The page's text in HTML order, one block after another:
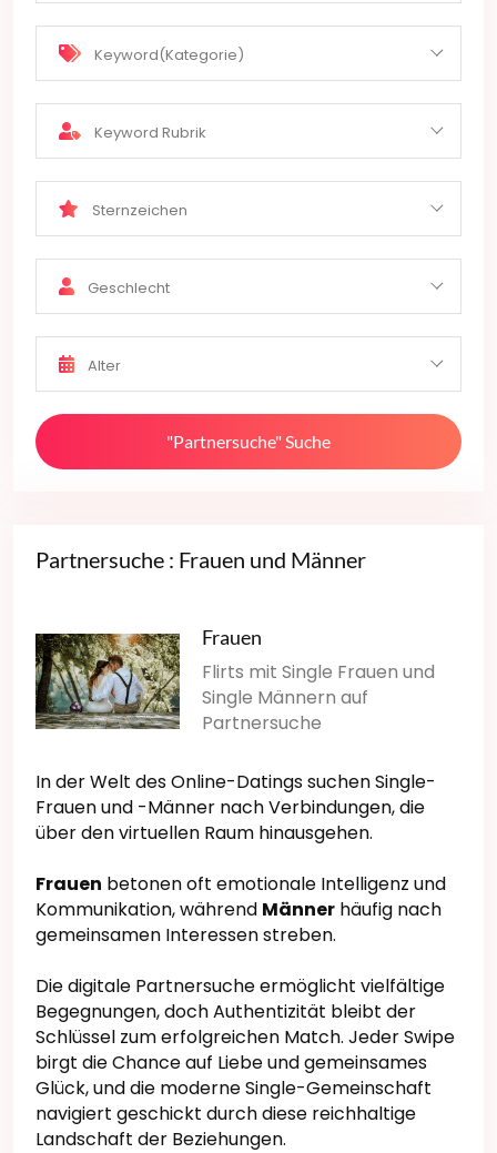
Keyword(Kategorie)
Keyword Rubrik
Sternzeichen
Geschlecht
Alter
"Partnersuche" Suche
Partnersuche : Frauen und Männer
Frauen
Flirts mit Single Frauen und
Single Männern auf
Partnersuche
In der Welt des Online-Datings suchen Single-
Frauen und -Männer nach Verbindungen, die
über den virtuellen Raum hinausgehen.
Frauen betonen oft emotionale Intelligenz und
Kommunikation, während Männer häufig nach
gemeinsamen Interessen streben.
Die digitale Partnersuche ermöglicht vielfältige
Begegnungen, doch Authentizität bleibt der
Schlüssel zum erfolgreichen Match. Jeder Swipe
birgt die Chance auf Liebe und gemeinsames
Glück, und die moderne Single-Gemeinschaft
navigiert geschickt durch diese reichhaltige
Landschaft der Beziehungen.